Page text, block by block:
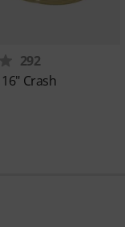
292
16" Crash